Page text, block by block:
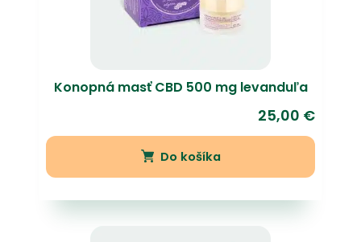
Konopná masť CBD 500 mg levanduľa
25,00 €
Do košíka